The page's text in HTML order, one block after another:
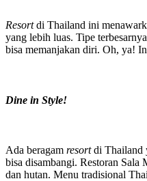
Resortdi Thailand ini
yang lebih luas. Tipe
bisa memanjakan diri. Oh, ya!
Dine in Style!
Ada beragam resortdi Thailand
bisa disambangi. Restoran Sala
dan hutan. Menu tradisional